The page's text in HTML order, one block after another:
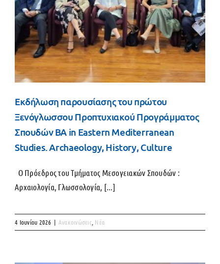
Εκδήλωση παρουσίασης του πρώτου
Ξενόγλωσσου Προπτυχιακού Προγράμματος
Σπουδών BA in Eastern Mediterranean
Studies. Archaeology, History, Culture
Ο Πρόεδρος του Τμήματος Μεσογειακών Σπουδών :
Αρχαιολογία, Γλωσσολογία, [...]
4 Ιουνίου 2026 | Ανακοινώσεις Νέα